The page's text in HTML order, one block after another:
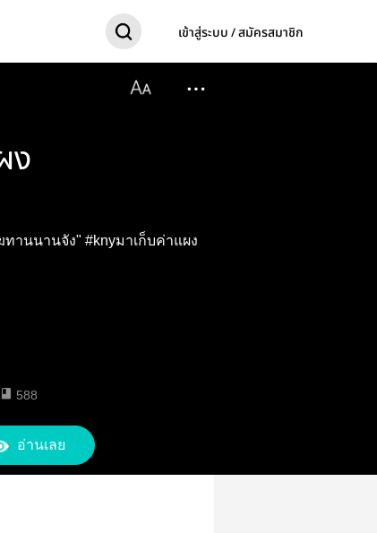
เข้าสู่ระบบ / สมัครสมาชิก
ง
"ขอโทษนะครับ ทำไมเก็บค่าแผงร้านสังฆทานนานจัง" #knyมาเก็บค่าแผง
588
อ่านเลย